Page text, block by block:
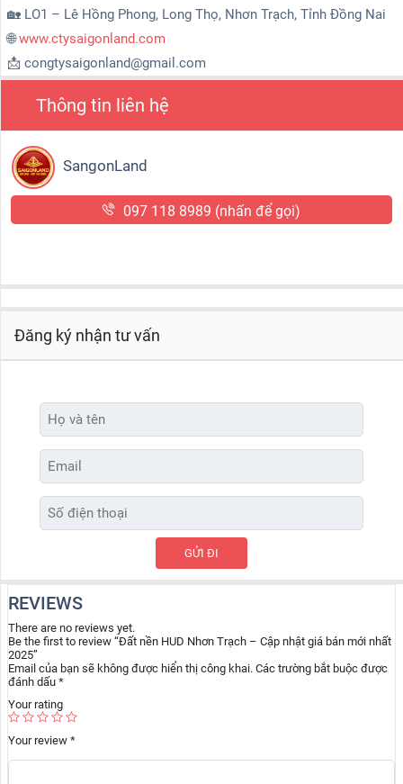
🏡 LO1 – Lê Hồng Phong, Long Thọ, Nhơn Trạch, Tỉnh Đồng Nai
🌐www.ctysaigonland.com
📩 congtysaigonland@gmail.com
Thông tin liên hệ
SangonLand
097 118 8989 (nhấn để gọi)
Đăng ký nhận tư vấn
REVIEWS
There are no reviews yet.
Be the first to review “Đất nền HUD Nhơn Trạch – Cập nhật giá bán mới nhất
2025”
Email của bạn sẽ không được hiển thị công khai. Các trường bắt buộc được
đánh dấu *
Your rating
Your review *